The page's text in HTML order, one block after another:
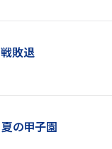
敗退
の甲子園